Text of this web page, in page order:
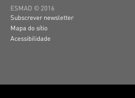
ESMAD © 2016
Subscrever newsletter
Mapa do sítio
Acessibilidade